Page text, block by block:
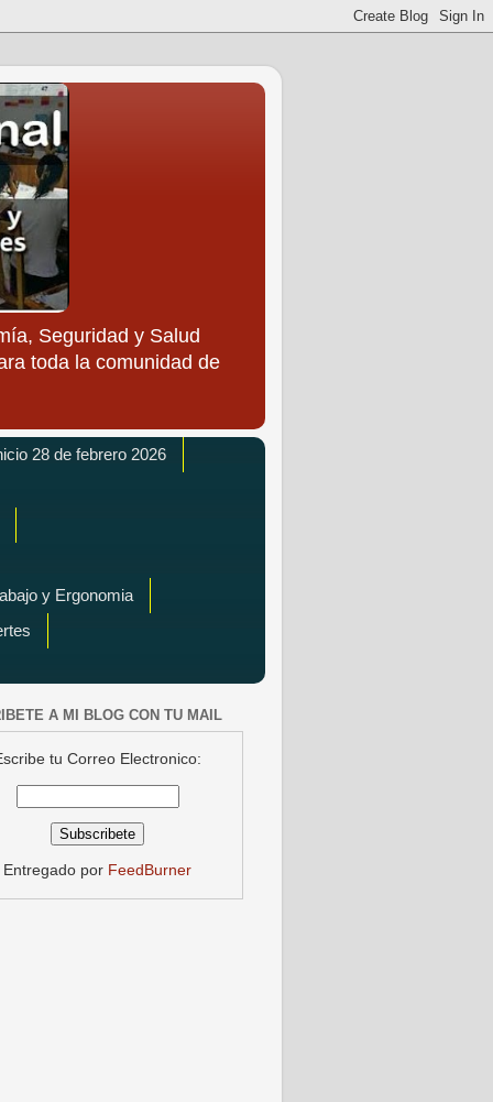
Seguridad y Salud
toda la comunidad de
28 de febrero 2026
y Ergonomia
A MI BLOG CON TU MAIL
tu Correo Electronico:
Entregado por FeedBurner